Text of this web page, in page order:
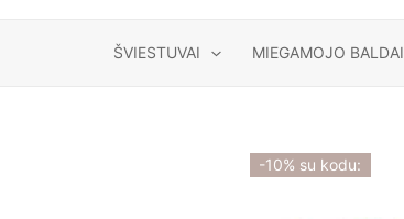
ŠVIESTUVAI MIEGAMOJO BALDAI
-10% su kodu: